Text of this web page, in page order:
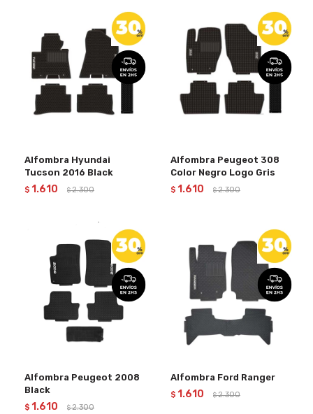
Alfombra Hyundai
Tucson 2016 Black
$ 1.610 $ 2.300
Alfombra Peugeot 308
Color Negro Logo Gris
$ 1.610 $ 2.300
Alfombra Peugeot 2008
Black
$ 1.610 $ 2.300
Alfombra Ford Ranger
$ 1.610 $ 2.300